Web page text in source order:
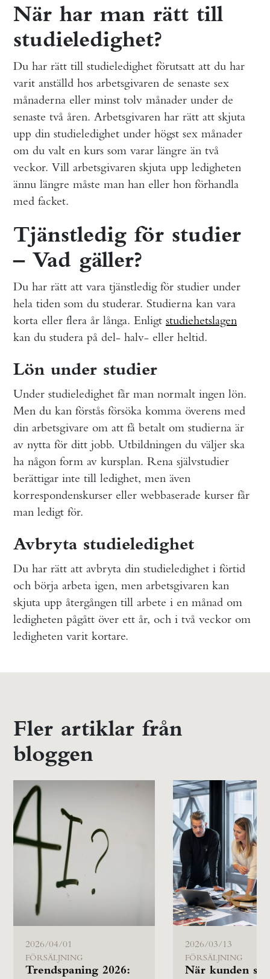
När har man rätt till
studieledighet?
Du har rätt till studieledighet förutsatt att du har
varit anställd hos arbetsgivaren de senaste sex
månaderna eller minst tolv månader under de
senaste två åren. Arbetsgivaren har rätt att skjuta
upp din studieledighet under högst sex månader
om du valt en kurs som varar längre än två
veckor. Vill arbetsgivaren skjuta upp ledigheten
ännu längre måste man han eller hon förhandla
med facket.
Tjänstledig för studier
– Vad gäller?
Du har rätt att vara tjänstledig för studier under
hela tiden som du studerar. Studierna kan vara
korta eller flera år långa. Enligt studiehetslagen
kan du studera på del- halv- eller heltid.
Lön under studier
Under studieledighet får man normalt ingen lön.
Men du kan förstås försöka komma överens med
din arbetsgivare om att få betalt om studierna är
av nytta för ditt jobb. Utbildningen du väljer ska
ha någon form av kursplan. Rena självstudier
berättigar inte till ledighet, men även
korrespondenskurser eller webbaserade kurser får
man ledigt för.
Avbryta studieledighet
Du har rätt att avbryta din studieledighet i förtid
och börja arbeta igen, men arbetsgivaren kan
skjuta upp återgången till arbete i en månad om
ledigheten pågått över ett år, och i två veckor om
ledigheten varit kortare.
Fler artiklar från
bloggen
2026/04/01
FÖRSÄLJNING
Trendspaning 2026:
2026/03/13
FÖRSÄLJNING
När kunden